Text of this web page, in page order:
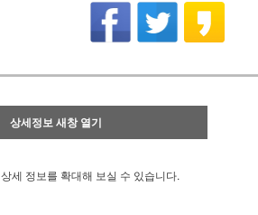
상세정보 새창 열기
상세 정보를 확대해 보실 수 있습니다.